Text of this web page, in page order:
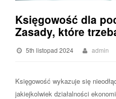
Księgowość dla
Zasady, które
5th listopad 2024 admin
Księgowość wykazuje się
jakiejkolwiek działalności